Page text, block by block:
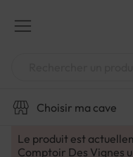
contenu
Choisir ma cave
Le produit est
Comptoir Des Vignes